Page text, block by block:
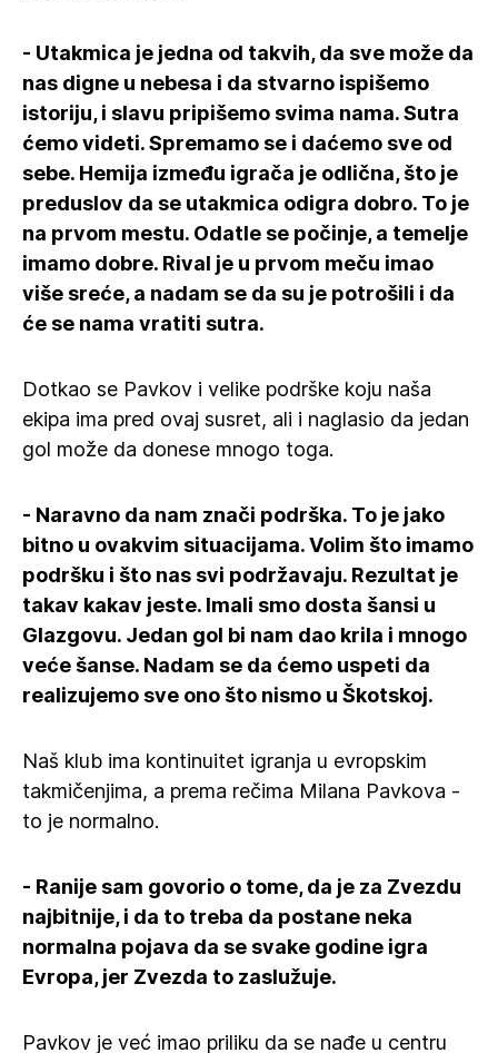
- Utakmica je jedna od takvih, da sve može da
nas digne u nebesa i da stvarno ispišemo
istoriju, i slavu pripišemo svima nama. Sutra
ćemo videti. Spremamo se i daćemo sve od
sebe. Hemija između igrača je odlična, što je
preduslov da se utakmica odigra dobro. To je
na prvom mestu. Odatle se počinje, a temelje
imamo dobre. Rival je u prvom meču imao
više sreće, a nadam se da su je potrošili i da
će se nama vratiti sutra.
Dotkao se Pavkov i velike podrške koju naša
ekipa ima pred ovaj susret, ali i naglasio da jedan
gol može da donese mnogo toga.
- Naravno da nam znači podrška. To je jako
bitno u ovakvim situacijama. Volim što imamo
podršku i što nas svi podržavaju. Rezultat je
takav kakav jeste. Imali smo dosta šansi u
Glazgovu. Jedan gol bi nam dao krila i mnogo
veće šanse. Nadam se da ćemo uspeti da
realizujemo sve ono što nismo u Škotskoj.
Naš klub ima kontinuitet igranja u evropskim
takmičenjima, a prema rečima Milana Pavkova -
to je normalno.
- Ranije sam govorio o tome, da je za Zvezdu
najbitnije, i da to treba da postane neka
normalna pojava da se svake godine igra
Evropa, jer Zvezda to zaslužuje.
Pavkov je već imao priliku da se nađe u centru